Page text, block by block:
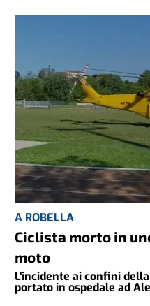
A ROBELLA
Ciclista morto in
moto
L'incidente ai confini
portato in ospedale ad